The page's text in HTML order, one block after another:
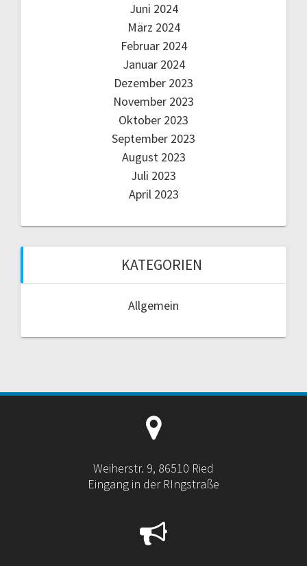
Juni 2024
März 2024
Februar 2024
Januar 2024
Dezember 2023
November 2023
Oktober 2023
September 2023
August 2023
Juli 2023
April 2023
KATEGORIEN
Allgemein
Weiherstr. 9, 86510 Ried
Eingang in der RIngstraße